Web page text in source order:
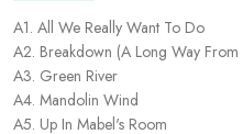
A1. All We Really Want To Do
A2. Breakdown (A Long Way From
A3. Green River
A4. Mandolin Wind
A5. Up In Mabel's Room